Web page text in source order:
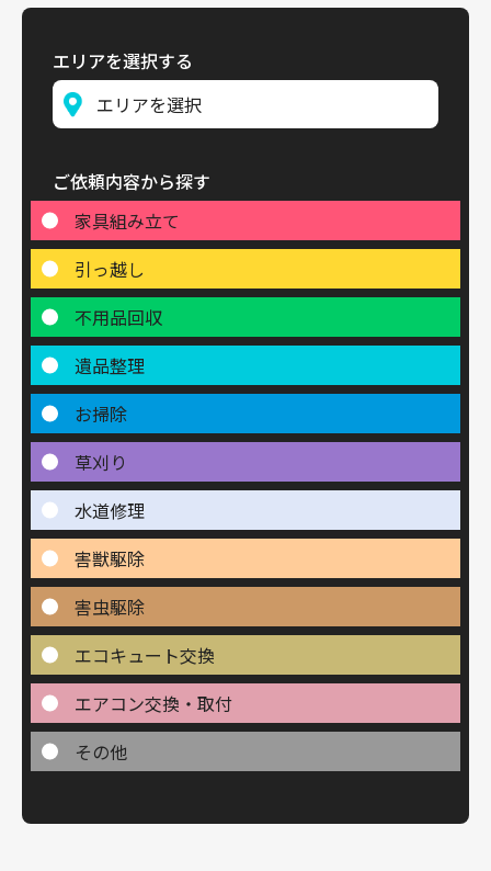
エリアを選択する
ご依頼内容から探す
家具組み立て
引っ越し
不用品回収
遺品整理
お掃除
草刈り
水道修理
害獣駆除
害虫駆除
エコキュート交換
エアコン交換・取付
その他